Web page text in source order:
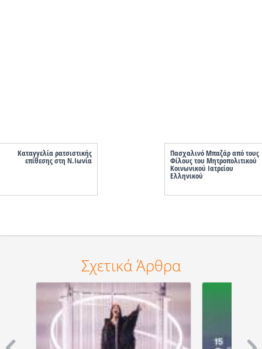
Καταγγελία ρατσιστικής
επίθεσης στη Ν.Ιωνία
Πασχαλινό Μπαζάρ από τους
Φίλους του Μητροπολιτικού
Κοινωνικού Ιατρείου
Ελληνικού
Σχετικά Άρθρα